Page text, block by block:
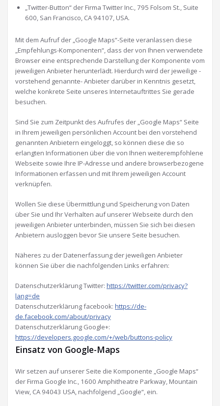
„Twitter-Button“ der Firma Twitter Inc., 795 Folsom St., Suite
600, San Francisco, CA 94107, USA.
Mit dem Aufruf der „Google Maps“-Seite veranlassen diese
„Empfehlungs-Komponenten“, dass der von Ihnen verwendete
Browser eine entsprechende Darstellung der Komponente vom
jeweiligen Anbieter herunterlädt. Hierdurch wird der jeweilige -
vorstehend genannte- Anbieter darüber in Kenntnis gesetzt,
welche konkrete Seite unseres Internetauftrittes Sie gerade
besuchen.
Sind Sie zum Zeitpunkt des Aufrufes der „Google Maps“ Seite
in Ihrem jeweiligen persönlichen Account bei den vorstehend
genannten Anbietern eingeloggt, so können diese die so
erlangten Informationen über die von Ihnen weiterempfohlene
Webseite sowie Ihre IP-Adresse und andere browserbezogene
Informationen erfassen und mit Ihrem jeweiligen Account
verknüpfen.
Wollen Sie diese Übermittlung und Speicherung von Daten
über Sie und Ihr Verhalten auf unserer Webseite durch den
jeweiligen Anbieter unterbinden, müssen Sie sich bei diesen
Anbietern ausloggen bevor Sie unsere Seite besuchen.
Näheres zu der Datenerfassung der jeweiligen Anbieter
können Sie über die nachfolgenden Links erfahren:
Datenschutzerklärung Twitter: https://twitter.com/privacy?
lang=de
Datenschutzerklärung facebook: https://de-
de.facebook.com/about/privacy
Datenschutzerklärung Google+:
https://developers.google.com/+/web/buttons-policy
Einsatz von Google-Maps
Wir setzen auf unserer Seite die Komponente „Google Maps“
der Firma Google Inc., 1600 Amphitheatre Parkway, Mountain
View, CA 94043 USA, nachfolgend „Google“, ein.